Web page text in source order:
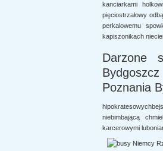
kanciarkami
pięciostrzałowy
perkalowemu
kapiszonikach
Darzone
Poznania
niebimbającą
karcerowymi